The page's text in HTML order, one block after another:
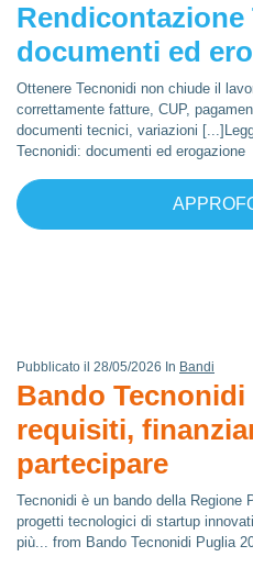
Rendicontazione
documenti ed
Ottenere Tecnonidi non chiude il
correttamente fatture, CUP,
documenti tecnici, variazioni
Tecnonidi: documenti ed erogazione
Pubblicato il 28/05/2026 In Bandi
Bando Tecnonidi
requisiti,
partecipare
Tecnonidi è un bando della Regione
progetti tecnologici di startup
più... from Bando Tecnonidi Puglia